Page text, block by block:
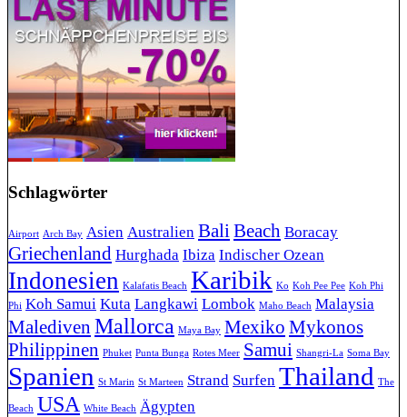
Schlagwörter
Airport Arch Bay Asien Australien Bali Beach Boracay
Griechenland Hurghada Ibiza Indischer Ozean
Indonesien Kalafatis Beach Karibik Ko Koh Pee Pee Koh Phi
Phi Koh Samui Kuta Langkawi Lombok Maho Beach Malaysia
Malediven Mallorca Maya Bay Mexiko Mykonos
Philippinen Phuket Punta Bunga Rotes Meer Samui Shangri-La Soma Bay
Spanien St Marin St Marteen Strand Surfen Thailand The
Beach USA White Beach Ägypten